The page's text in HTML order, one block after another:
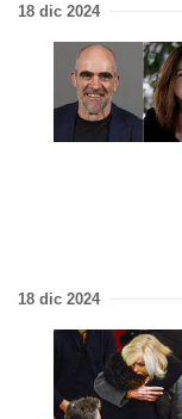
18 dic 2024
18 dic 2024